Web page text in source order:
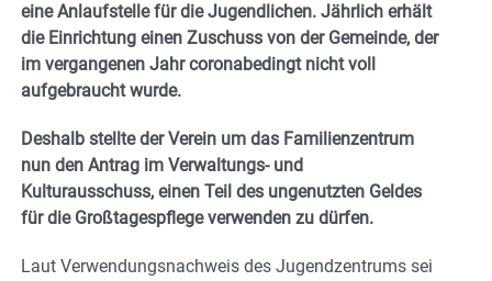
eine Anlaufstelle für die Jugendlichen. Jährlich erhält
die Einrichtung einen Zuschuss von der Gemeinde, der
im vergangenen Jahr coronabedingt nicht voll
aufgebraucht wurde.
Deshalb stellte der Verein um das Familienzentrum
nun den Antrag im Verwaltungs- und
Kulturausschuss, einen Teil des ungenutzten Geldes
für die Großtagespflege verwenden zu dürfen.
Laut Verwendungsnachweis des Jugendzentrums sei